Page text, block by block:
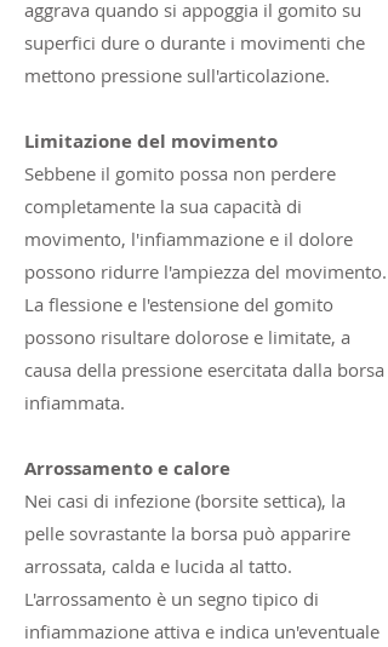
aggrava quando si appoggia il gomito su
superfici dure o durante i movimenti che
mettono pressione sull'articolazione.
Limitazione del movimento
Sebbene il gomito possa non perdere
completamente la sua capacità di
movimento, l'infiammazione e il dolore
possono ridurre l'ampiezza del movimento.
La flessione e l'estensione del gomito
possono risultare dolorose e limitate, a
causa della pressione esercitata dalla borsa
infiammata.
Arrossamento e calore
Nei casi di infezione (borsite settica), la
pelle sovrastante la borsa può apparire
arrossata, calda e lucida al tatto.
L'arrossamento è un segno tipico di
infiammazione attiva e indica un'eventuale